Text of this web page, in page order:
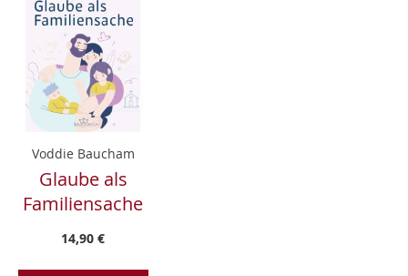
Voddie Baucham
Glaube als
Familiensache
14,90 €